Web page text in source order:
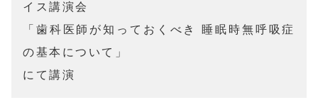
イス講演会
「歯科医師が知っておくべき 睡眠時無呼吸症
の基本について」
にて講演